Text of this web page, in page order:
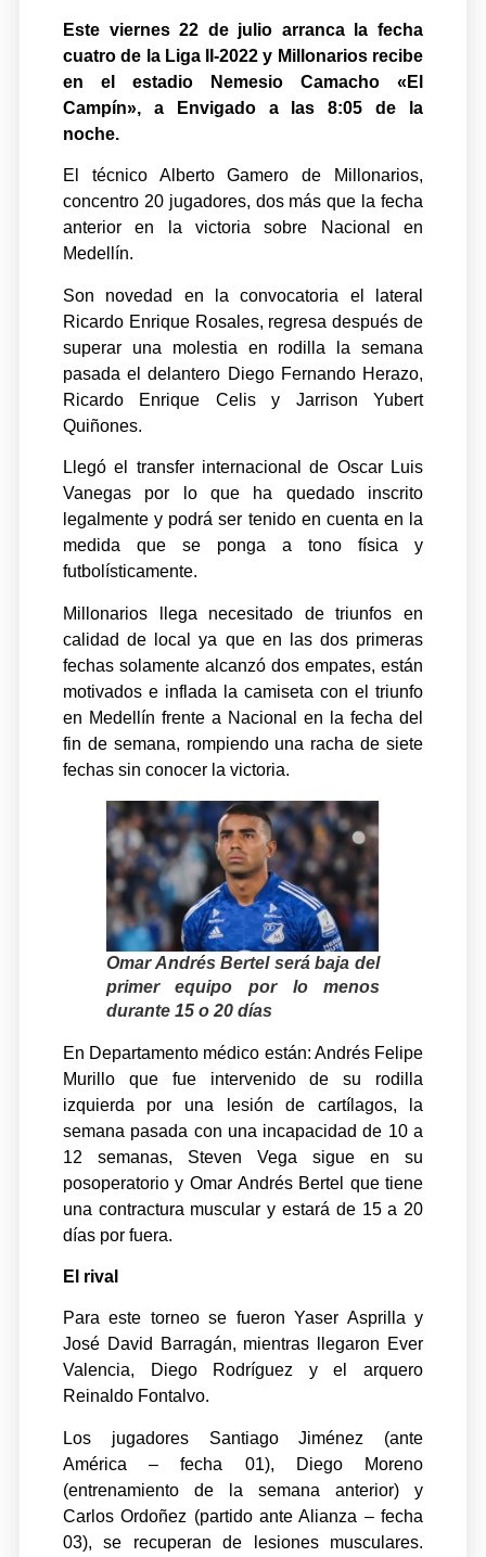
Este viernes 22 de julio arranca la fecha
cuatro de la Liga II-2022 y Millonarios recibe
en el estadio Nemesio Camacho «El
Campín», a Envigado a las 8:05 de la
noche.
El técnico Alberto Gamero de Millonarios,
concentro 20 jugadores, dos más que la fecha
anterior en la victoria sobre Nacional en
Medellín.
Son novedad en la convocatoria el lateral
Ricardo Enrique Rosales, regresa después de
superar una molestia en rodilla la semana
pasada el delantero Diego Fernando Herazo,
Ricardo Enrique Celis y Jarrison Yubert
Quiñones.
Llegó el transfer internacional de Oscar Luis
Vanegas por lo que ha quedado inscrito
legalmente y podrá ser tenido en cuenta en la
medida que se ponga a tono física y
futbolísticamente.
Millonarios llega necesitado de triunfos en
calidad de local ya que en las dos primeras
fechas solamente alcanzó dos empates, están
motivados e inflada la camiseta con el triunfo
en Medellín frente a Nacional en la fecha del
fin de semana, rompiendo una racha de siete
fechas sin conocer la victoria.
Omar Andrés Bertel será baja del
primer equipo por lo menos
durante 15 o 20 días
En Departamento médico están: Andrés Felipe
Murillo que fue intervenido de su rodilla
izquierda por una lesión de cartílagos, la
semana pasada con una incapacidad de 10 a
12 semanas, Steven Vega sigue en su
posoperatorio y Omar Andrés Bertel que tiene
una contractura muscular y estará de 15 a 20
días por fuera.
El rival
Para este torneo se fueron Yaser Asprilla y
José David Barragán, mientras llegaron Ever
Valencia, Diego Rodríguez y el arquero
Reinaldo Fontalvo.
Los jugadores Santiago Jiménez (ante
América – fecha 01), Diego Moreno
(entrenamiento de la semana anterior) y
Carlos Ordoñez (partido ante Alianza – fecha
03), se recuperan de lesiones musculares.